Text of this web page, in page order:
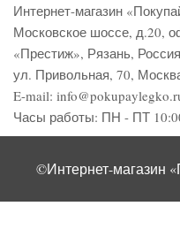
Интернет-магазин
Московское шоссе, д.20,
«Престиж», Рязань, Россия
ул. Привольная, 70,
E-mail:
Часы работы: ПН - ПТ
©Интернет-магазин